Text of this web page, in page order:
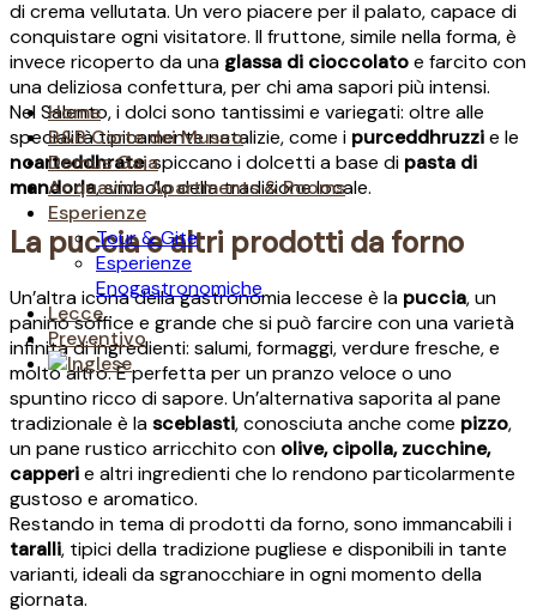
Home
B&B Corte dei Musco
Domus Gaia
Acquaviva Apartments & Rooms
Esperienze
Tour & Gite
Esperienze
Enogastronomiche
Lecce
Preventivo
di crema vellutata. Un vero piacere per il palato, capace di
conquistare ogni visitatore. Il fruttone, simile nella forma, è
invece ricoperto da una glassa di cioccolatoe farcito con
una deliziosa confettura, per chi ama sapori più intensi.
Nel Salento, i dolci sono tantissimi e variegati: oltre alle
specialità tipicamente natalizie, come i purceddhruzzie le
ncarteddhrate, spiccano i dolcetti a base di pasta di
mandorla, simbolo della tradizione locale.
La puccia e altri prodotti da forno
Un’altra icona della gastronomia leccese è la puccia, un
panino soffice e grande che si può farcire con una varietà
infinita di ingredienti: salumi, formaggi, verdure fresche, e
molto altro. È perfetta per un pranzo veloce o uno
spuntino ricco di sapore. Un’alternativa saporita al pane
tradizionale è lasceblasti, conosciuta anche come pizzo,
un pane rustico arricchito con olive, cipolla, zucchine,
capperie altri ingredienti che lo rendono particolarmente
gustoso e aromatico.
Restando in tema di prodotti da forno, sono immancabili i
taralli, tipici della tradizione pugliese e disponibili in tante
varianti, ideali da sgranocchiare in ogni momento della
giornata.